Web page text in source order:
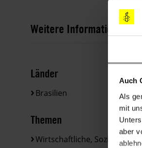
Auch
Als
mit
aber
Weitere Informationen
Länder
Brasilien
Themen
Wirtschaftliche, Soziale &